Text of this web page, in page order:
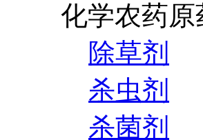
化学农药原
除草剂
杀虫剂
杀菌剂